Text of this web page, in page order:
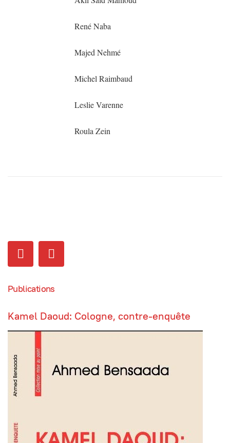
René Naba
Majed Nehmé
Michel Raimbaud
Leslie Varenne
Roula Zein
Publications
Kamel Daoud: Cologne, contre-enquête